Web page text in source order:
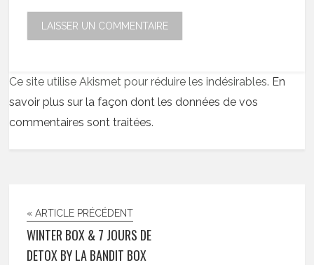
Ce site utilise Akismet pour réduire les indésirables. En
savoir plus sur la façon dont les données de vos
commentaires sont traitées.
« ARTICLE PRÉCÉDENT
WINTER BOX & 7 JOURS DE
DETOX BY LA BANDIT BOX